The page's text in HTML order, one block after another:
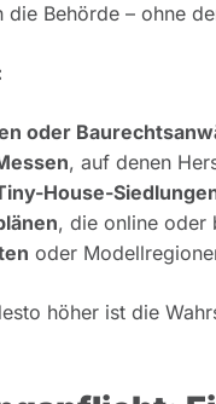
Behörde – ohne
oder
, auf denen
House-
, die online oder
oder
höher ist die